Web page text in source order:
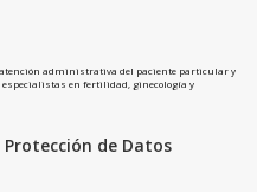
atención administrativa del paciente particular y
en fertilidad, ginecología y
de Datos